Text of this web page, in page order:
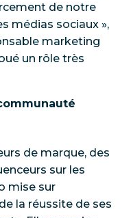
de notre
médias sociaux »,
marketing
un rôle très
de marque, des
sur les
mise sur
la réussite de ses